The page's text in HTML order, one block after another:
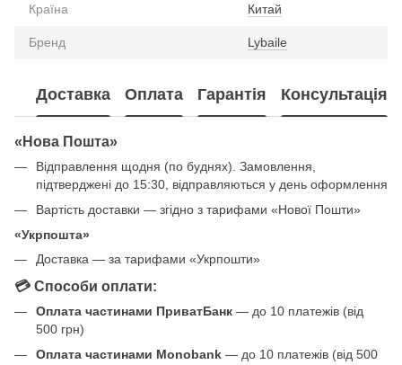
Країна Китай
Бренд Lybaile
Доставка Оплата Гарантія Консультація
«Нова Пошта»
Відправлення щодня (по буднях). Замовлення,
підтверджені до 15:30, відправляються у день оформлення
Вартість доставки — згідно з тарифами «Нової Пошти»
«Укрпошта»
Доставка — за тарифами «Укрпошти»
💳 Способи оплати:
Оплата частинами ПриватБанк — до 10 платежів (від
500 грн)
Оплата частинами Monobank — до 10 платежів (від 500